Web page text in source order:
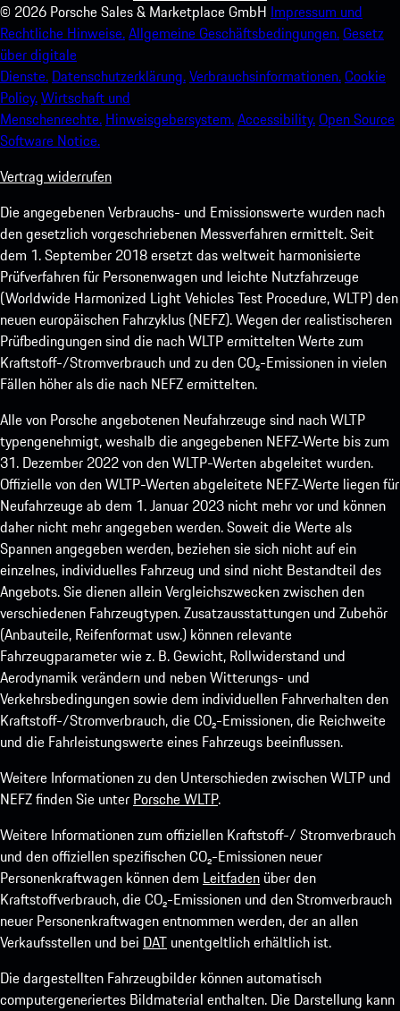
© 2026 Porsche Sales & Marketplace GmbH Impressum und
Rechtliche Hinweise.Allgemeine Geschäftsbedingungen.Gesetz
über digitale
Dienste. Datenschutzerklärung.Verbrauchsinformationen.Cookie
Policy.Wirtschaft und
Menschenrechte. Hinweisgebersystem.Accessibility.Open Source
Software Notice.
Vertrag widerrufen
Die angegebenen Verbrauchs- und Emissionswerte wurden nach
den gesetzlich vorgeschriebenen Messverfahren ermittelt. Seit
dem 1. September 2018 ersetzt das weltweit harmonisierte
Prüfverfahren für Personenwagen und leichte Nutzfahrzeuge
(Worldwide Harmonized Light Vehicles Test Procedure, WLTP) den
neuen europäischen Fahrzyklus (NEFZ). Wegen der realistischeren
Prüfbedingungen sind die nach WLTP ermittelten Werte zum
Kraftstoff-/Stromverbrauch und zu den CO₂-Emissionen in vielen
Fällen höher als die nach NEFZ ermittelten.
Alle von Porsche angebotenen Neufahrzeuge sind nach WLTP
typengenehmigt, weshalb die angegebenen NEFZ-Werte bis zum
31. Dezember 2022 von den WLTP-Werten abgeleitet wurden.
Offizielle von den WLTP-Werten abgeleitete NEFZ-Werte liegen für
Neufahrzeuge ab dem 1. Januar 2023 nicht mehr vor und können
daher nicht mehr angegeben werden. Soweit die Werte als
Spannen angegeben werden, beziehen sie sich nicht auf ein
einzelnes, individuelles Fahrzeug und sind nicht Bestandteil des
Angebots. Sie dienen allein Vergleichszwecken zwischen den
verschiedenen Fahrzeugtypen. Zusatzausstattungen und Zubehör
(Anbauteile, Reifenformat usw.) können relevante
Fahrzeugparameter wie z. B. Gewicht, Rollwiderstand und
Aerodynamik verändern und neben Witterungs- und
Verkehrsbedingungen sowie dem individuellen Fahrverhalten den
Kraftstoff-/Stromverbrauch, die CO₂-Emissionen, die Reichweite
und die Fahrleistungswerte eines Fahrzeugs beeinflussen.
Weitere Informationen zu den Unterschieden zwischen WLTP und
NEFZ finden Sie unter Porsche WLTP.
Weitere Informationen zum offiziellen Kraftstoff-/ Stromverbrauch
und den offiziellen spezifischen CO₂-Emissionen neuer
Personenkraftwagen können dem Leitfaden über den
Kraftstoffverbrauch, die CO₂-Emissionen und den Stromverbrauch
neuer Personenkraftwagen entnommen werden, der an allen
Verkaufsstellen und bei DAT unentgeltlich erhältlich ist.
Die dargestellten Fahrzeugbilder können automatisch
computergeneriertes Bildmaterial enthalten. Die Darstellung kann